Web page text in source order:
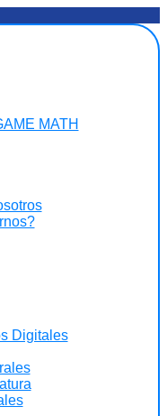
MATH
Digitales